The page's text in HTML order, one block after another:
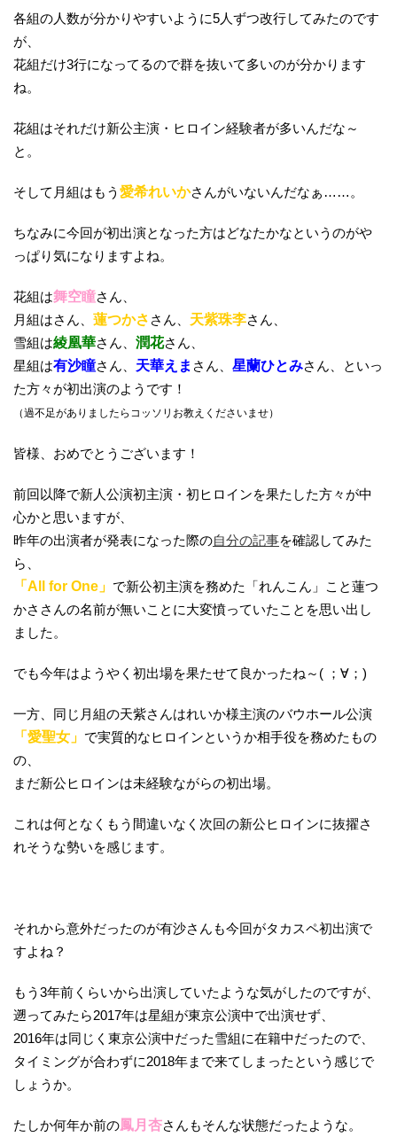
各組の人数が分かりやすいように5人ずつ改行してみたのです
が、
花組だけ3行になってるので群を抜いて多いのが分かります
ね。
花組はそれだけ新公主演・ヒロイン経験者が多いんだな～
と。
そして月組はもう 愛希れいかさんがいないんだなぁ……。
ちなみに今回が初出演となった方はどなたかなというのがや
っぱり気になりますよね。
花組は舞空瞳さん、
月組はさん、 蓮つかさ さん、 天紫珠李さん、
雪組は綾凰華さん、 潤花さん、
星組は有沙瞳さん、 天華えま さん、 星蘭ひとみさん、といっ
た方々が初出演のようです！
（過不足がありましたらコッソリお教えくださいませ）
皆様、おめでとうございます！
前回以降で新人公演初主演・初ヒロインを果たした方々が中
心かと思いますが、
昨年の出演者が発表になった際の自分の記事を確認してみた
ら、
「All for One」 で新公初主演を務めた「れんこん」こと蓮つ
かささんの名前が無いことに大変憤っていたことを思い出し
ました。
でも今年はようやく初出場を果たせて良かったね～( ；∀；)
一方、同じ月組の天紫さんはれいか様主演のバウホール公演
「愛聖女」 で実質的なヒロインというか相手役を務めたもの
の、
まだ新公ヒロインは未経験ながらの初出場。
これは何となくもう間違いなく次回の新公ヒロインに抜擢さ
れそうな勢いを感じます。
それから意外だったのが有沙さんも今回がタカスペ初出演で
すよね？
もう3年前くらいから出演していたような気がしたのですが、
遡ってみたら2017年は星組が東京公演中で出演せず、
2016年は同じく東京公演中だった雪組に在籍中だったので、
タイミングが合わずに2018年まで来てしまったという感じで
しょうか。
たしか何年か前の鳳月杏さんもそんな状態だったような。